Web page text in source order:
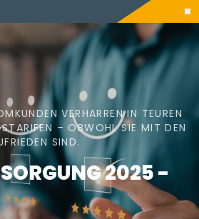
VERHARREN IN TEUREN
– OBWOHL SIE MIT DEN
SIND.
2025 -